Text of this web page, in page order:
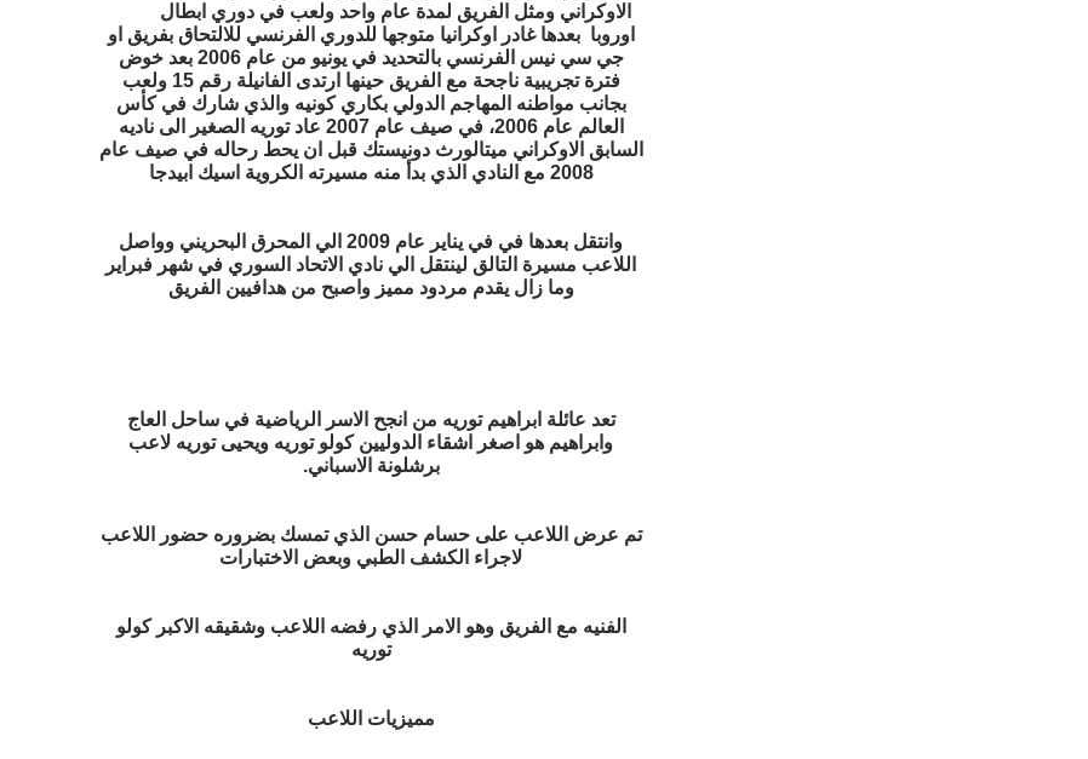
الاوكراني ومثل الفريق لمدة عام واحد ولعب في دوري ابطال
اوروبا بعدها غادر اوكرانيا متوجها للدوري الفرنسي للالتحاق بفريق او
جي سي نيس الفرنسي بالتحديد في يونيو من عام 2006 بعد خوض
فترة تجريبية ناجحة مع الفريق حينها ارتدى الفانيلة رقم 15 ولعب
بجانب مواطنه المهاجم الدولي بكاري كونيه والذي شارك في كأس
العالم عام 2006، في صيف عام 2007 عاد توريه الصغير الى ناديه
السابق الاوكراني ميتالورث دونيستك قبل ان يحط رحاله في صيف عام
2008 مع النادي الذي بدأ منه مسيرته الكروية اسيك ابيدجا
وانتقل بعدها في في يناير عام 2009 الي المحرق البحريني وواصل
اللاعب مسيرة التالق لينتقل الي نادي الاتحاد السوري في شهر فبراير
وما زال يقدم مردود مميز واصبح من هدافيين الفريق
تعد عائلة ابراهيم توريه من انجح الاسر الرياضية في ساحل العاج
وابراهيم هو اصغر اشقاء الدوليين كولو توريه ويحيى توريه لاعب
برشلونة الاسباني.
تم عرض اللاعب على حسام حسن الذي تمسك بضروره حضور اللاعب
لاجراء الكشف الطبي وبعض الاختبارات
الفنيه مع الفريق وهو الامر الذي رفضه اللاعب وشقيقه الاكبر كولو
توريه
مميزيات اللاعب